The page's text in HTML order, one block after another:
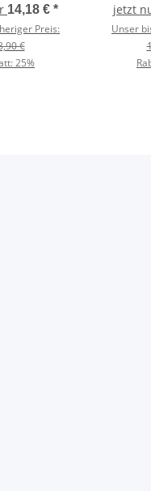
14,18 € *
Preis:
€
25%
jetzt
Unser